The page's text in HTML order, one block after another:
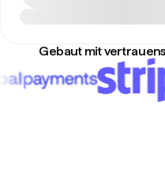
Gebaut mit